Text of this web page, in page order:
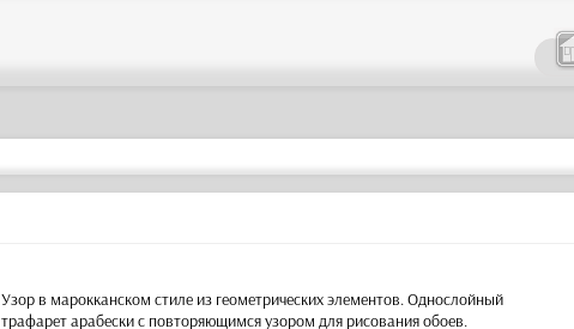
Узор в марокканском стиле из геометрических элементов. Однослойный
трафарет арабески с повторяющимся узором для рисования обоев.